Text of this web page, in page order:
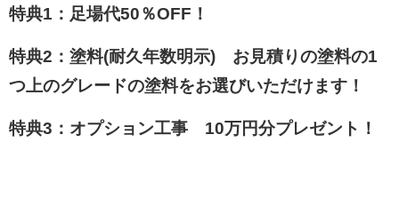
特典1：足場代50％OFF！
特典2：塗料(耐久年数明示) お見積りの塗料の1
つ上のグレードの塗料をお選びいただけます！
特典3：オプション工事 10万円分プレゼント！